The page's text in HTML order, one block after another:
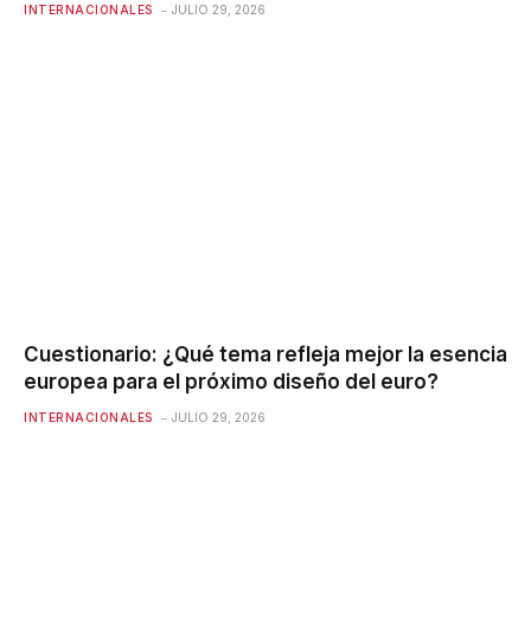
INTERNACIONALES JULIO 29, 2026
Cuestionario: ¿Qué tema refleja mejor la esencia
europea para el próximo diseño del euro?
INTERNACIONALES JULIO 29, 2026